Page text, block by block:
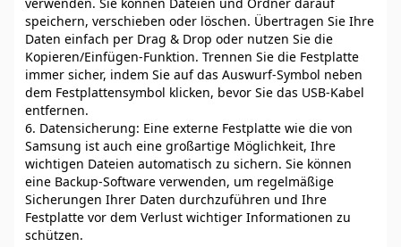
speichern, verschieben oder löschen. Übertragen Sie Ihre
Daten einfach per Drag & Drop oder nutzen Sie die
Kopieren/Einfügen-Funktion. Trennen Sie die Festplatte
immer sicher, indem Sie auf das Auswurf-Symbol neben
dem Festplattensymbol klicken, bevor Sie das USB-Kabel
entfernen.
6. Datensicherung: Eine externe Festplatte wie die von
Samsung ist auch eine großartige Möglichkeit, Ihre
wichtigen Dateien automatisch zu sichern. Sie können
eine Backup-Software verwenden, um regelmäßige
Sicherungen Ihrer Daten durchzuführen und Ihre
Festplatte vor dem Verlust wichtiger Informationen zu
schützen.